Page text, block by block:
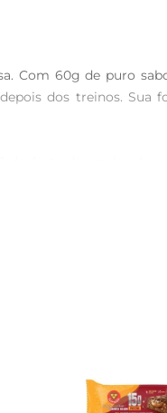
Com 60g de puro
dos treinos. Sua
opção que agrada
para suas
embalagem é fácil
Aproveite a